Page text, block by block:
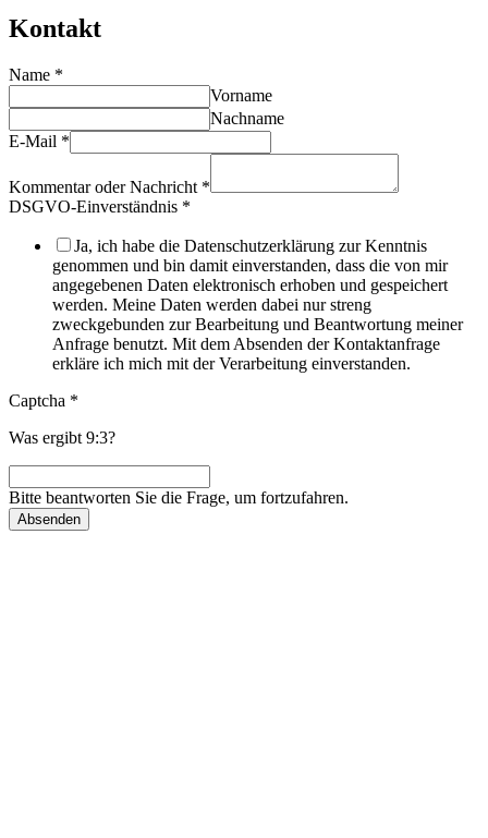
Kontakt
Name *
Vorname
Nachname
E-Mail *
Kommentar oder Nachricht *
DSGVO-Einverständnis *
Ja, ich habe die Datenschutzerklärung zur Kenntnis
genommen und bin damit einverstanden, dass die von mir
angegebenen Daten elektronisch erhoben und gespeichert
werden. Meine Daten werden dabei nur streng
zweckgebunden zur Bearbeitung und Beantwortung meiner
Anfrage benutzt. Mit dem Absenden der Kontaktanfrage
erkläre ich mich mit der Verarbeitung einverstanden.
Captcha *
Was ergibt 9:3?
Bitte beantworten Sie die Frage, um fortzufahren.
Absenden